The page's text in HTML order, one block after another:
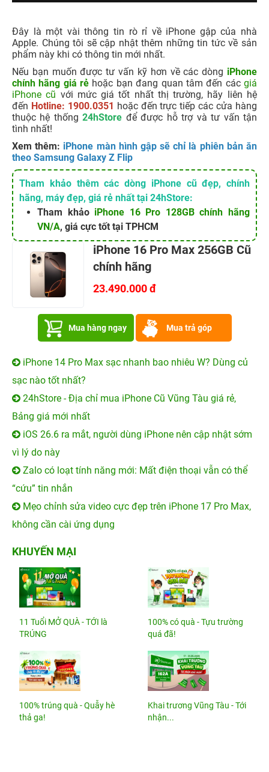
Đây là một vài thông tin rò rỉ về iPhone gập của nhà
Apple. Chúng tôi sẽ cập nhật thêm những tin tức về sản
phẩm này khi có thông tin mới nhất.
Nếu bạn muốn được tư vấn kỹ hơn về các dòng iPhone
chính hãng giá rẻ hoặc bạn đang quan tâm đến cácgiá
iPhone cũ với mức giá tốt nhất thị trường, hãy liên hệ
đến Hotline: 1900.0351 hoặc đến trực tiếp các cửa hàng
thuộc hệ thống24hStore để được hỗ trợ và tư vấn tận
tình nhất!
Xem thêm: iPhone màn hình gập sẽ chỉ là phiên bản ăn
theo Samsung Galaxy Z Flip
Tham khảo thêm các dòng iPhone cũ đẹp, chính
hãng, máy đẹp, giá rẻ nhất tại 24hStore:
Tham khảo iPhone 16 Pro 128GB chính hãng
VN/A, giá cực tốt tại TPHCM
iPhone 16 Pro Max 256GB Cũ
chính hãng
23.490.000 đ
Mua hàng ngay Mua trả góp
iPhone 14 Pro Max sạc nhanh bao nhiêu W? Dùng củ
sạc nào tốt nhất?
24hStore - Địa chỉ mua iPhone Cũ Vũng Tàu giá rẻ,
Bảng giá mới nhất
iOS 26.6 ra mắt, người dùng iPhone nên cập nhật sớm
vì lý do này
Zalo có loạt tính năng mới: Mất điện thoại vẫn có thể
“cứu” tin nhắn
Mẹo chỉnh sửa video cực đẹp trên iPhone 17 Pro Max,
không cần cài ứng dụng
KHUYẾN MẠI
11 Tuổi MỞ QUÀ - TỚI là
TRÚNG
100% có quà - Tựu trường
quá đã!
100% trúng quà - Quẫy hè
thả ga!
Khai trương Vũng Tàu - Tới
nhận...